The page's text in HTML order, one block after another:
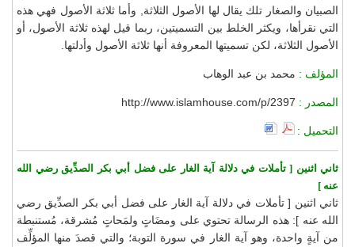
الصبيان والصغار تلك يقال لها الأصول الثلاثة, وأما ثلاثة الأصول فهي هذه
التي نقرأها، ويكثر الخلط بين التسميتين، ربما قيل لهذه ثلاثة الأصول، أو
الأصول الثلاثة، لكن تسميتها المعروفة أنها ثلاثة الأصول وأدلتها.
المؤلف : محمد بن عبد الوهاب
المصدر : http://www.islamhouse.com/p/2397
التحميل :
ثاني اثنين [ تأملات في دلالة آية الغار على فضل أبي بكر الصدِّيق رضي الله
عنه ]
ثاني اثنين [ تأملات في دلالة آية الغار على فضل أبي بكر الصدِّيق رضي
الله عنه ]: هذه الرسالة تحتوي على ومضَاتٍ ولمَحاتٍ مُشرقة، مُستنبطة
من آيةٍ واحدة، وهو آية الغار في سورة التوبة؛ والتي قصدَ منها المؤلِّف